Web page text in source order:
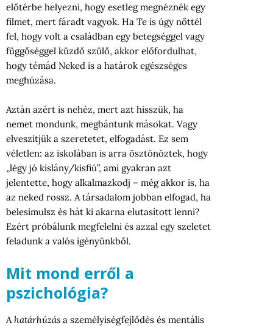
előtérbe helyezni, hogy esetleg megnéznék egy
filmet, mert fáradt vagyok. Ha Te is úgy nőttél
fel, hogy volt a családban egy betegséggel vagy
függőséggel küzdő szülő, akkor előfordulhat,
hogy témád Neked is a határok egészséges
meghúzása.
Aztán azért is nehéz, mert azt hisszük, ha
nemet mondunk, megbántunk másokat. Vagy
elveszítjük a szeretetet, elfogadást. Ez sem
véletlen: az iskolában is arra ösztönöztek, hogy
„légy jó kislány/kisfiú”, ami gyakran azt
jelentette, hogy alkalmazkodj – még akkor is, ha
az neked rossz. A társadalom jobban elfogad, ha
belesimulsz és hát ki akarna elutasított lenni?
Ezért próbálunk megfelelni és azzal egy szeletet
feladunk a valós igényünkből.
Mit mond erről a
pszichológia?
Ahatárhúzás a személyiségfejlődés és mentális